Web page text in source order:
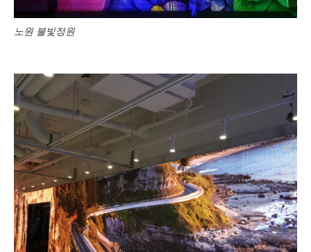
노원 불빛정원